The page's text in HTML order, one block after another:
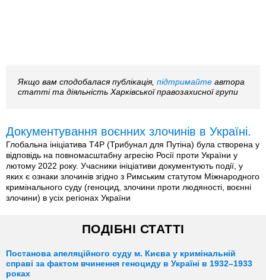
Якщо вам сподобалася публікація, підтримайте автора
статті та діяльність Харківської правозахисної групи
Документування воєнних злочинів в Україні.
Глобальна ініціатива T4P (Трибунал для Путіна) була створена у
відповідь на повномасштабну агресію Росії проти України у
лютому 2022 року. Учасники ініціативи документують події, у
яких є ознаки злочинів згідно з Римським статутом Міжнародного
кримінального суду (геноцид, злочини проти людяності, воєнні
злочини) в усіх регіонах України
ПОДІБНІ СТАТТІ
Постанова апеляційного суду м. Києва у кримінальній
справі за фактом вчинення геноциду в Україні в 1932–1933
роках